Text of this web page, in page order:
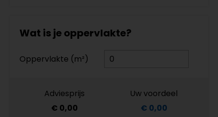
Wat is je oppervlakte?
Oppervlakte (m²)
Adviesprijs
€ 0,00
Uw voordeel
€ 0,00